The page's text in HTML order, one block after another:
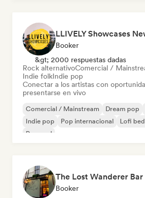
LLIVELY Showcases
Booker
&gt; 2000 respuestas dadas
Rock alternativoComercial /
Indie folkIndie pop
Conectar a los artistas con
presentarse en vivo
Comercial / Mainstream Dream pop
Indie pop
Pop internacional Lofi
Pop soul
Booker